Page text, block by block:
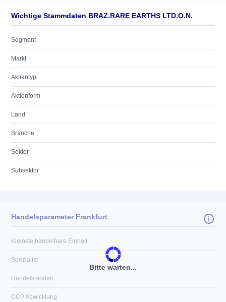
Wichtige Stammdaten BRAZ.RARE EARTHS LTD.O.N.
Segment
Markt
Aktientyp
Aktienform
Land
Branche
Sektor
Subsektor
Bitte warten...
Handelsparameter Frankfurt
Kleinste handelbare Einheit
Spezialist
Handelsmodell
CCP Abwicklung